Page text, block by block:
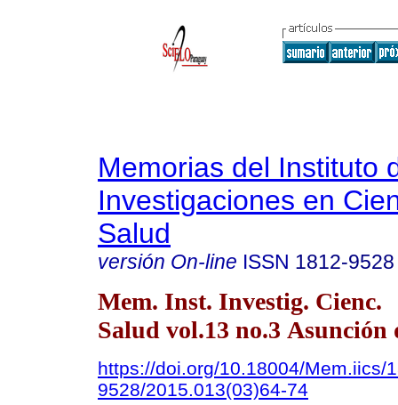
Memorias del Instituto
Investigaciones en
Salud
versión On-line ISSN 1812-9528
Mem. Inst. Investig. Cienc.
Salud vol.13 no.3 Asunción
https://doi.org/10.18004/Mem.iics/
9528/2015.013(03)64-74